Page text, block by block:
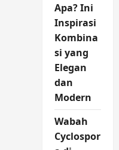
Apa? Ini
Inspirasi
Kombina
si yang
Elegan
dan
Modern
Wabah
Cyclospor